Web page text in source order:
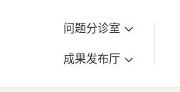
问题分诊室
成果发布厅